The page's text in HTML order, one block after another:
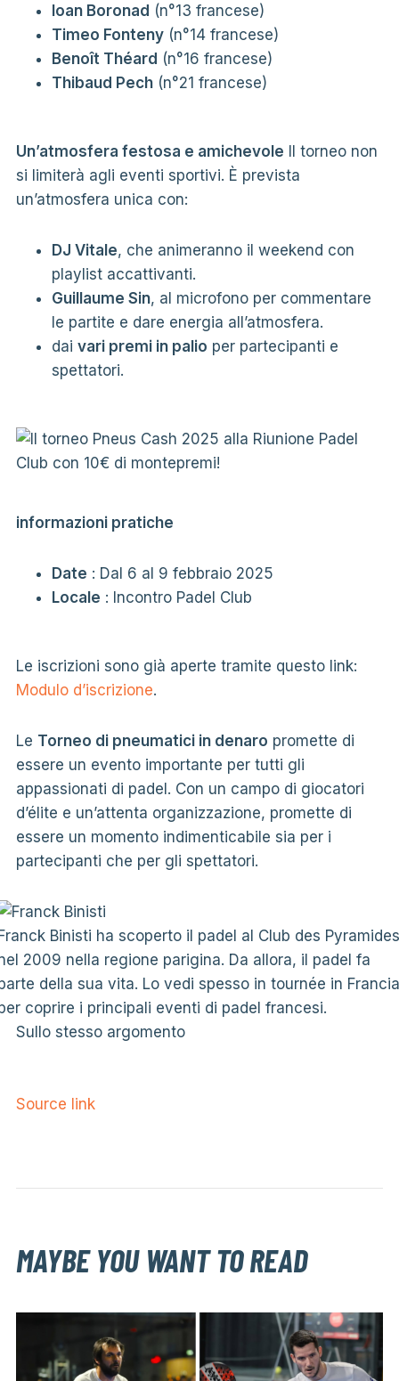
Ioan Boronad (n°13 francese)
Timeo Fonteny(n°14 francese)
Benoît Théard (n°16 francese)
Thibaud Pech(n°21 francese)
Un’atmosfera festosa e amichevole Il torneo non
si limiterà agli eventi sportivi. È prevista
un’atmosfera unica con:
DJ Vitale, che animeranno il weekend con
playlist accattivanti.
Guillaume Sin, al microfono per commentare
le partite e dare energia all’atmosfera.
dai vari premi in palio per partecipanti e
spettatori.
informazioni pratiche
Date : Dal 6 al 9 febbraio 2025
Locale : Incontro Padel Club
Le iscrizioni sono già aperte tramite questo link:
Modulo d’iscrizione.
Le Torneo di pneumatici in denaro promette di
essere un evento importante per tutti gli
appassionati di padel. Con un campo di giocatori
d’élite e un’attenta organizzazione, promette di
essere un momento indimenticabile sia per i
partecipanti che per gli spettatori.
Binisti ha scoperto il padel al Club des Pyramides
2009 nella regione parigina. Da allora, il padel fa
della sua vita. Lo vedi spesso in tournée in Francia
coprire i principali eventi di padel francesi.
Sullo stesso argomento
Source link
MAYBE YOU WANT TO READ